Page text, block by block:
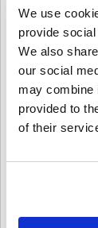
We use
provide
We also
our social
may combine
provided to
of their
requiere una
válido, por lo
CARD 30 EUR
Cómo
¿Nuevo en
Descargo de
Los
artículos
Las